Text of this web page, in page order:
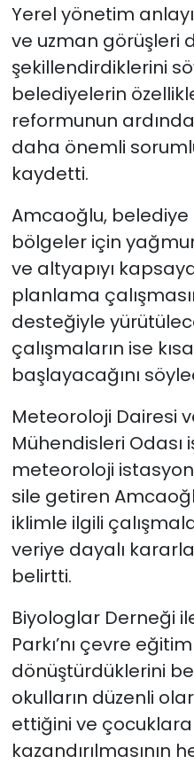
Yerel yönetim
ve uzman görüşleri
şekillendirdiklerini
belediyelerin
reformunun
daha önemli
kaydetti.
Amcaoğlu, belediye
bölgeler için
ve altyapıyı
planlama
desteğiyle
çalışmaların ise
başlayacağını
Meteoroloji Dairesi
Mühendisleri Odası
meteoroloji
sile getiren
iklimle ilgili
veriye dayalı
belirtti.
Biyologlar Derneği
Parkı’nı çevre
dönüştürdüklerini
okulların düzenli
ettiğini ve
kazandırılmasının